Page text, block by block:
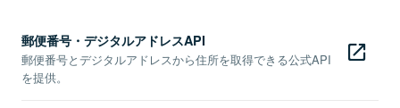
郵便番号・デジタルアドレスAPI
郵便番号とデジタルアドレスから住所を取得できる公式API
を提供。